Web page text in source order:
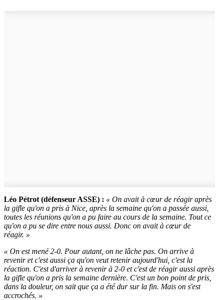
Léo Pétrot (défenseur ASSE) : « On avait à cœur de réagir après
la gifle qu'on a pris à Nice, après la semaine qu'on a passée aussi,
toutes les réunions qu'on a pu faire au cours de la semaine. Tout ce
qu'on a pu se dire entre nous aussi. Donc on avait à cœur de
réagir. »
« On est mené 2-0. Pour autant, on ne lâche pas. On arrive à
revenir et c'est aussi ça qu'on veut retenir aujourd'hui, c'est la
réaction. C'est d'arriver à revenir à 2-0 et c'est de réagir aussi après
la gifle qu'on a pris la semaine dernière. C'est un bon point de pris,
dans la douleur, on sait que ça a été dur sur la fin. Mais on s'est
accrochés. »